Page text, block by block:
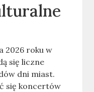
2026 roku w
się liczne
dni miast.
się koncertów